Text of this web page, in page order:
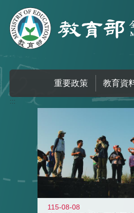
重要政策 教育資
:::
115-08-08